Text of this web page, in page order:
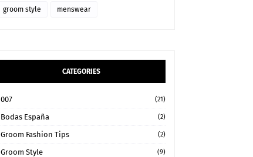
groom style menswear
CATEGORIES
007 (21)
Bodas España (2)
Groom Fashion Tips (2)
Groom Style (9)